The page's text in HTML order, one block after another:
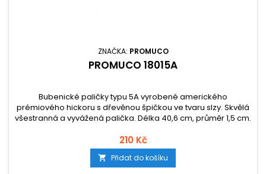
ZNAČKA: PROMUCO
PROMUCO 18015A
Bubenické paličky typu 5A vyrobené amerického
prémiového hickoru s dřevěnou špičkou ve tvaru slzy. Skvělá
všestranná a vyvážená palička. Délka 40,6 cm, průměr 1,5 cm.
210 Kč
 Přidat do košíku